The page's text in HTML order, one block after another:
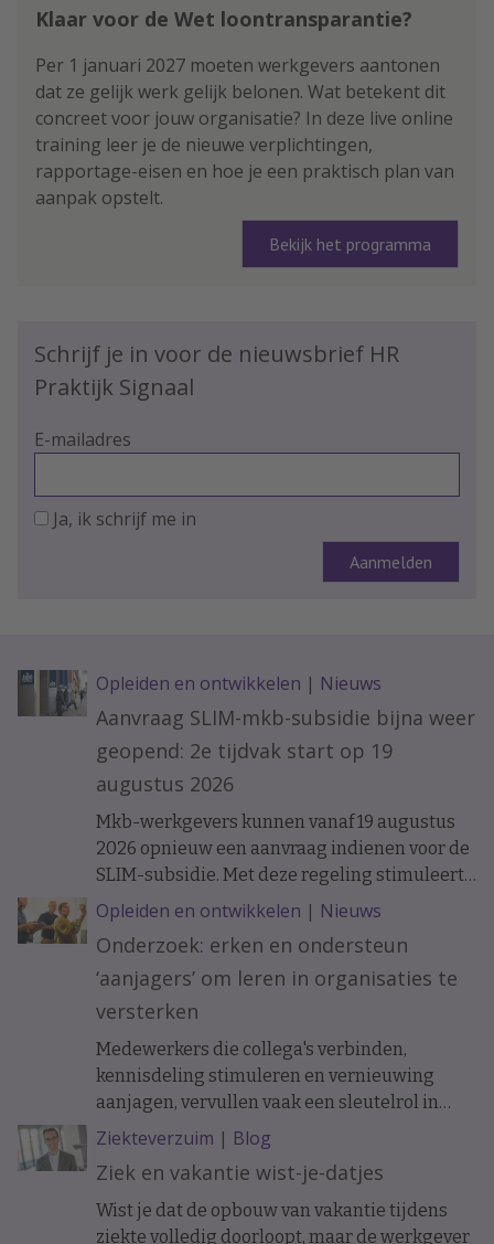
Klaar voor de Wet loontransparantie?
Per 1 januari 2027 moeten werkgevers aantonen
dat ze gelijk werk gelijk belonen. Wat betekent dit
concreet voor jouw organisatie? In deze live online
training leer je de nieuwe verplichtingen,
rapportage-eisen en hoe je een praktisch plan van
aanpak opstelt.
Bekijk het programma
Schrijf je in voor de nieuwsbrief HR
Praktijk Signaal
E-mailadres
Ja, ik schrijf me in
Opleiden en ontwikkelen | Nieuws
Aanvraag SLIM-mkb-subsidie bijna weer
geopend: 2e tijdvak start op 19
augustus 2026
Mkb-werkgevers kunnen vanaf 19 augustus
2026 opnieuw een aanvraag indienen voor de
SLIM-subsidie. Met deze regeling stimuleert
het ministerie van Sociale Zaken en
Werkgelegenheid leren en ontwikkelen
binnen organisaties.
Opleiden en ontwikkelen | Nieuws
Onderzoek: erken en ondersteun
‘aanjagers’ om leren in organisaties te
versterken
Medewerkers die collega's verbinden,
kennisdeling stimuleren en vernieuwing
aanjagen, vervullen vaak een sleutelrol in
organisaties. Toch krijgen zij lang niet altijd
de erkenning en ondersteuning die daarvoor
nodig is. Onderzoekers pleiten ervoor dat HR
en leidinggevenden bewuster sturen op
rolbewustzijn, reflectie en dialoog.
Ziekteverzuim | Blog
Ziek en vakantie wist-je-datjes
Wist je dat de opbouw van vakantie tijdens
ziekte volledig doorloopt, maar de werkgever